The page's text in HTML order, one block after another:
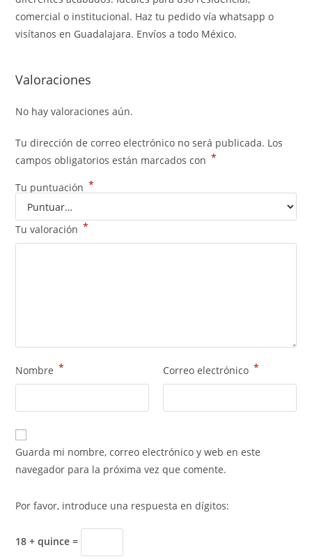
comercial o institucional. Haz tu pedido vía whatsapp o
visítanos en Guadalajara. Envíos a todo México.
Valoraciones
No hay valoraciones aún.
Tu dirección de correo electrónico no será publicada. Los
campos obligatorios están marcados con *
Tu puntuación *
Tu valoración *
Nombre * Correo electrónico *
Guarda mi nombre, correo electrónico y web en este
navegador para la próxima vez que comente.
Por favor, introduce una respuesta en dígitos:
18 + quince =